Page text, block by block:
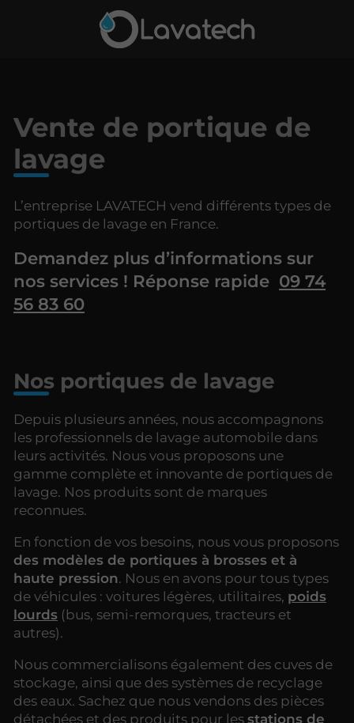
Vente de portique de
lavage
L’entreprise LAVATECH vend différents types de
portiques de lavage en France.
Demandez plus d’informations sur
nos services ! Réponse rapide 09 74
56 83 60
Nos portiques de lavage
Depuis plusieurs années, nous accompagnons
les professionnels de lavage automobile dans
leurs activités. Nous vous proposons une
gamme complète et innovante de portiques de
lavage. Nos produits sont de marques
reconnues.
En fonction de vos besoins, nous vous proposons
des modèles de portiques à brosses et à
haute pression. Nous en avons pour tous types
de véhicules : voitures légères, utilitaires, poids
lourds (bus, semi-remorques, tracteurs et
autres).
Nous commercialisons également des cuves de
stockage, ainsi que des systèmes de recyclage
des eaux. Sachez que nous vendons des pièces
détachées et des produits pour les stations de